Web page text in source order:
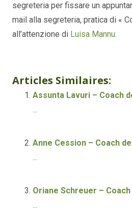
segreteria per fissare un
mail alla segreteria, pratica di «
all’attenzione di Luisa Mannu.
Articles Similaires:
Assunta Lavuri – Coach
...
Anne Cession – Coach
...
Oriane Schreuer –
...